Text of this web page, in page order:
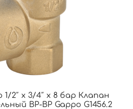
1/2″ x 3/4″ x 8 бар Клапан
ВР-ВР Gappo G1456.2